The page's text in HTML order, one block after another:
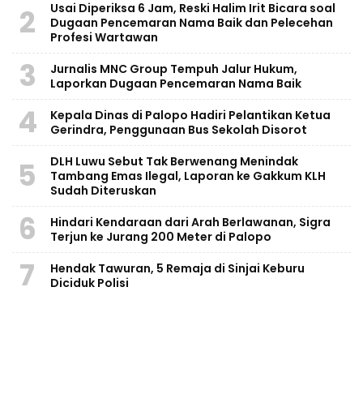
2
Usai Diperiksa 6 Jam, Reski Halim Irit Bicara soal
Dugaan Pencemaran Nama Baik dan Pelecehan
Profesi Wartawan
3
Jurnalis MNC Group Tempuh Jalur Hukum,
Laporkan Dugaan Pencemaran Nama Baik
4
Kepala Dinas di Palopo Hadiri Pelantikan Ketua
Gerindra, Penggunaan Bus Sekolah Disorot
5
DLH Luwu Sebut Tak Berwenang Menindak
Tambang Emas Ilegal, Laporan ke Gakkum KLH
Sudah Diteruskan
6
Hindari Kendaraan dari Arah Berlawanan, Sigra
Terjun ke Jurang 200 Meter di Palopo
7
Hendak Tawuran, 5 Remaja di Sinjai Keburu
Diciduk Polisi